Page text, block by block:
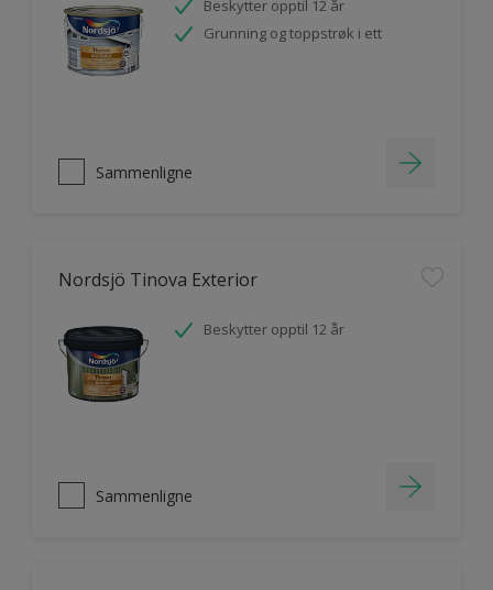
Beskytter opptil 12 år
Grunning og toppstrøk i ett
Sammenligne
Nordsjö Tinova Exterior
Beskytter opptil 12 år
Sammenligne